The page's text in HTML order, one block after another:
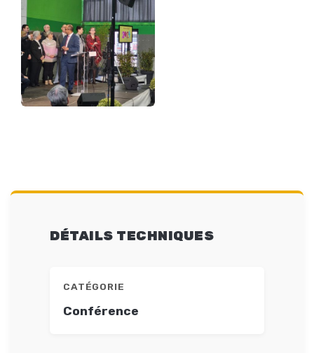
DÉTAILS TECHNIQUES
CATÉGORIE
Conférence